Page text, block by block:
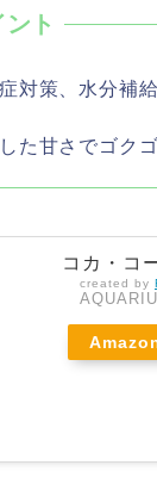
対策、水分補
た甘さでゴク
コカ・コ
created by